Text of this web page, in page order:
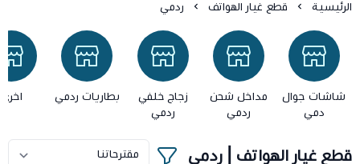
الرئيسية قطع غيار الهواتف ردمي
شاشات جوال
دمي
مداخل شحن
ردمي
زجاج خلفي
ردمي
بطاريات ردمي اخرى
قطع غيار الهواتف | ردمي